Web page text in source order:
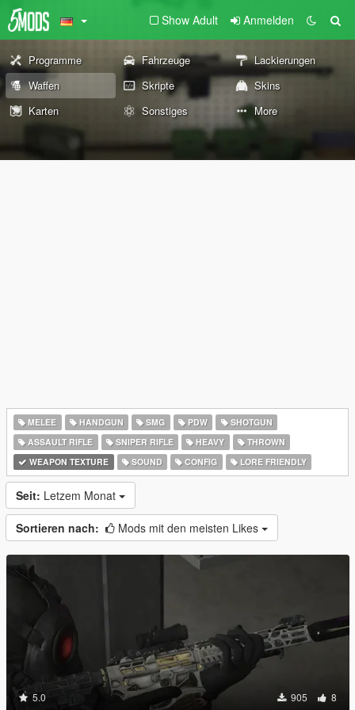
Show Adult Anmelden
Programme Fahrzeuge
Lackierungen
Waffen
Skripte
Skins
Karten
Sonstiges More
MELEE HANDGUN SMG PDW
SHOTGUN
ASSAULT RIFLE
SNIPER RIFLE HEAVY
THROWN
WEAPON TEXTURE
SOUND CONFIG LORE FRIENDLY
Seit: Letzem Monat
Sortieren nach: Mods mit den meisten Likes
5.0 905 8